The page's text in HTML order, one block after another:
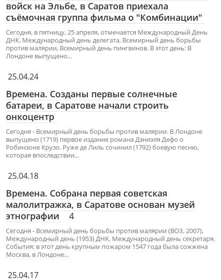
войск на Эльбе, в Саратов приехала
съёмочная группа фильма о "Комбинации"
Сегодня, в пятницу, 25 апреля, отмечается Международный День
ДНК, Международный день делегата, Всемирный день борьбы
против малярии, Всемирный день пингвинов. В этот день: В
Лондоне выпущено...
25.04.24
Времена. Созданы первые солнечные
батареи, в Саратове начали строить
онкоцентр
Сегодня - Всемирный день борьбы против малярии. В Лондоне
выпущено (1719) первое издание романа Дэниэля Дефо о
Робинзоне Крузо. Руже де Лиль сочинил (1792) боевую песню,
которая впоследствии...
25.04.18
Времена. Собрана первая советская
малолитражка, в Саратове основан музей
этнографии
4
Сегодня - Всемирный день борьбы против малярии (ВОЗ, 2007),
Международный день (1953) ДНК, Международный день секретаря.
События: в этот день крупным пожаром 1547 года была сожжена
Москва, в Лондоне...
25.04.17